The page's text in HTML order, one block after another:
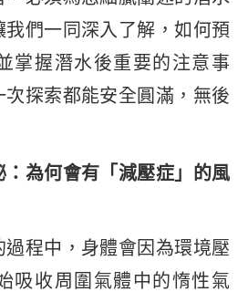
們一同深入了解，如何預
掌握潛水後重要的注意事
探索都能安全圓滿，無後
為何會有「減壓症」的風
程中，身體會因為環境壓
吸收周圍氣體中的惰性氣